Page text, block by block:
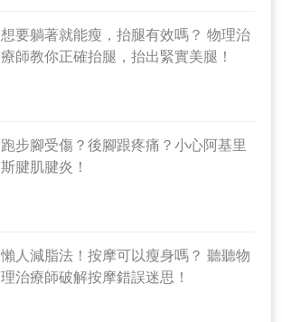
想要躺著就能瘦，抬腿有效嗎？ 物理治
療師教你正確抬腿，抬出緊實美腿！
跑步腳受傷？後腳跟疼痛？小心阿基里
斯腱肌腱炎！
懶人減脂法！按摩可以瘦身嗎？ 聽聽物
理治療師破解按摩錯誤迷思！